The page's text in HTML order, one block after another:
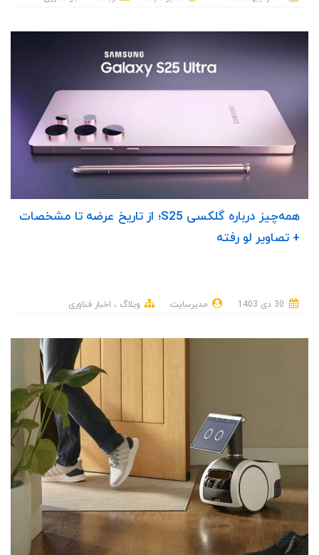
همه‌چیز درباره گلکسی S25؛ از تاریخ عرضه تا مشخصات
+ تصاویر لو رفته
مدیرسایت وبلاگ اخبار فناوری